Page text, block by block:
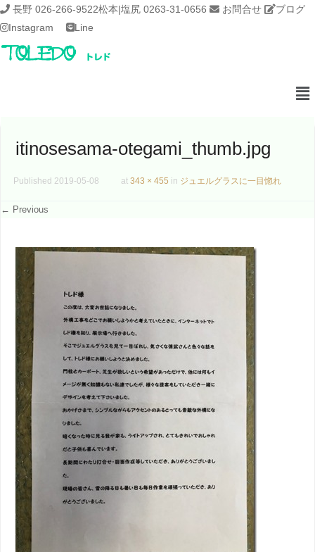
長野 026-266-9522松本|塩尻 0263-31-0656 お問合せ
ブログ
Instagram
Line
itinosesama-otegami_thumb.jpg
Published 2019-05-08 at 343 × 455 in ジュエルグラスに一目惚れ
← Previous